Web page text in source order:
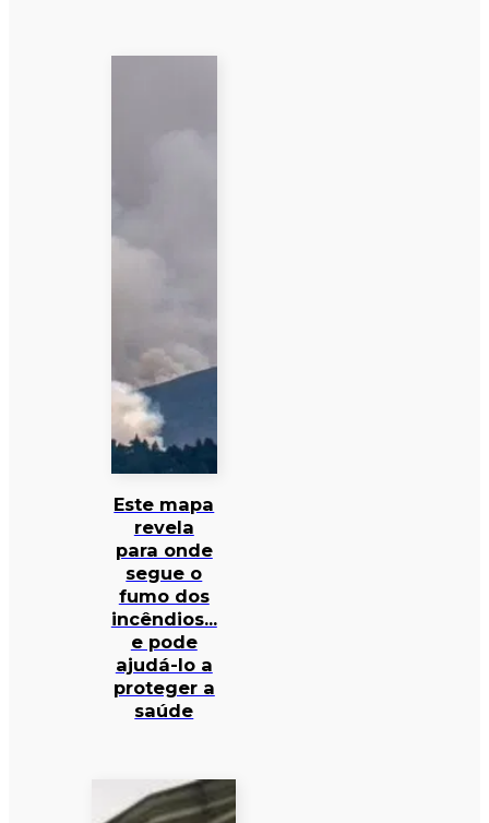
Este mapa
revela
para onde
segue o
fumo dos
incêndios…
e pode
ajudá-lo a
proteger a
saúde